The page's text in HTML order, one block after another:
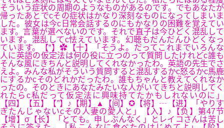
そういう症状の周期のようなものがあるのです。でもあなたが
帰ったあとでcその症状はかなり深刻なものになってしまいま
した。彼女は今c日常会話するのにもかなりの困難を覚えてい
ます。言葉が選べないのです。それで直子は今ひどく混乱して
います。混乱してc怯えています。幻聴もだんだんひどくなっ
ています。【“】✿【十】「そうよ。だってこれまでいろんな
人に英語の仮定法は何の役に立つのって質問したけれどc誰も
そんな風にきちんと説明してくれなかったわ。英語の先生でさ
えよ。みんな私がそういう質問すると混乱するかc怒るかc馬鹿
にするかcそのどれかだったわ。誰もちゃんと教えてくれなか
ったの。そのときにあなたみたいな人がいてきちと説明してく
れたらc私だって仮定法に興味持てたかもしれないのに」
【四】【五】【”】♪【期】▲【间】✪【将】┄【进】「やりす
ぎたんじゃないcその人妻の愛人と」【入】♪【负】第47节
【增】σ【长】「とても。申しぶんなく」とレイコさんは苦し